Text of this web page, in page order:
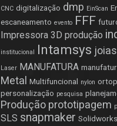
CNC digitalização dmp EinScan
escaneamento evento FFF
Impressora 3D produção
institucional Intamsys joias
Laser MANUFATURA
Metal Multifuncional nylon
personalização pesquisa
Produção prototipagem
SLS snapmaker Solidworks